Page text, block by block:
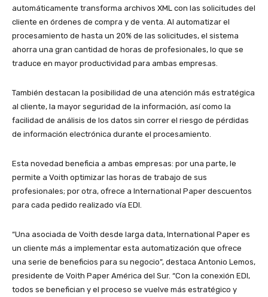
automáticamente transforma archivos XML con las solicitudes del
cliente en órdenes de compra y de venta. Al automatizar el
procesamiento de hasta un 20% de las solicitudes, el sistema
ahorra una gran cantidad de horas de profesionales, lo que se
traduce en mayor productividad para ambas empresas.
También destacan la posibilidad de una atención más estratégica
al cliente, la mayor seguridad de la información, así como la
facilidad de análisis de los datos sin correr el riesgo de pérdidas
de información electrónica durante el procesamiento.
Esta novedad beneficia a ambas empresas: por una parte, le
permite a Voith optimizar las horas de trabajo de sus
profesionales; por otra, ofrece a International Paper descuentos
para cada pedido realizado vía EDI.
“Una asociada de Voith desde larga data, International Paper es
un cliente más a implementar esta automatización que ofrece
una serie de beneficios para su negocio”, destaca Antonio Lemos,
presidente de Voith Paper América del Sur. “Con la conexión EDI,
todos se benefician y el proceso se vuelve más estratégico y